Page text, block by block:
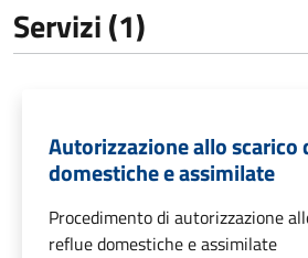
Servizi (1)
Autorizzazione allo scarico
domestiche e assimilate
Procedimento di autorizzazione
reflue domestiche e assimilate